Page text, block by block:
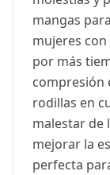
mangas
mujeres
por más
compresión
rodillas en
malestar de
mejorar la
perfecta